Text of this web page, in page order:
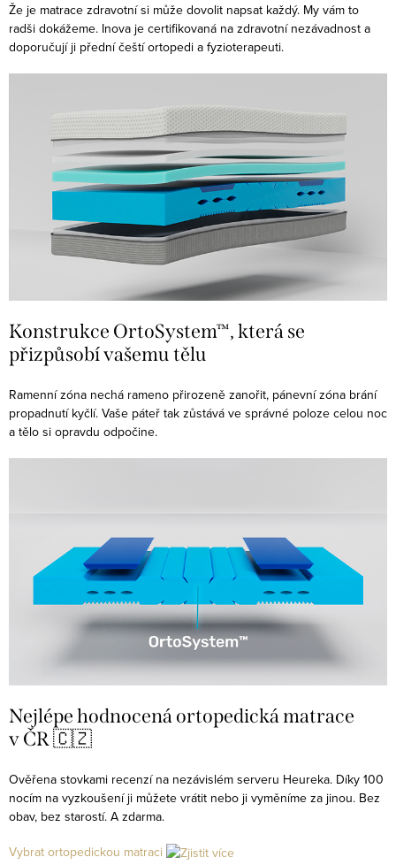
Že je matrace zdravotní si může dovolit napsat každý. My vám to
radši dokážeme. Inova je certifikovaná na zdravotní nezávadnost a
doporučují ji přední čeští ortopedi a fyzioterapeuti.
Konstrukce OrtoSystem™, která se
přizpůsobí vašemu tělu
Ramenní zóna nechá rameno přirozeně zanořit, pánevní zóna brání
propadnutí kyčlí. Vaše páteř tak zůstává ve správné poloze celou noc
a tělo si opravdu odpočine.
Nejlépe hodnocená ortopedická matrace
v ČR 🇨🇿
Ověřena stovkami recenzí na nezávislém serveru Heureka. Díky 100
nocím na vyzkoušení ji můžete vrátit nebo ji vyměníme za jinou. Bez
obav, bez starostí. A zdarma.
Vybrat ortopedickou matraci